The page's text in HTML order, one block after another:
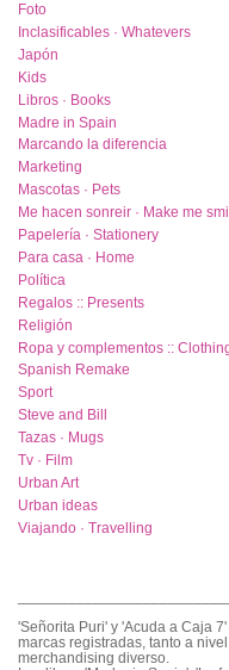
Foto
Inclasificables · Whatevers
Japón
Kids
Libros · Books
Madre in Spain
Marcando la diferencia
Marketing
Mascotas · Pets
Me hacen sonreir · Make me
Papelería · Stationery
Para casa · Home
Política
Regalos :: Presents
Religión
Ropa y complementos ::
Spanish Remake
Sport
Steve and Bill
Tazas · Mugs
Tv · Film
Urban Art
Urban ideas
Viajando · Travelling
'Señorita Puri' y 'Acuda a Caja
marcas registradas, tanto a
merchandising diverso.